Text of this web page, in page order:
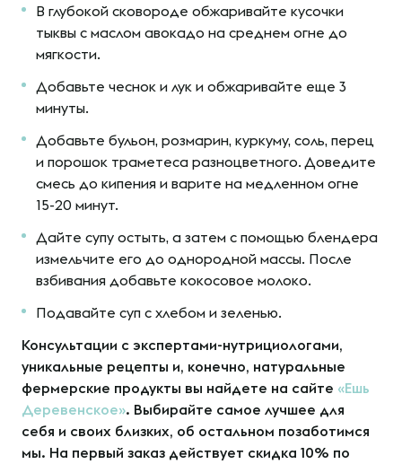
В глубокой сковороде обжаривайте кусочки
тыквы с маслом авокадо на среднем огне до
мягкости.
Добавьте чеснок и лук и обжаривайте еще 3
минуты.
Добавьте бульон, розмарин, куркуму, соль, перец
и порошок траметеса разноцветного. Доведите
смесь до кипения и варите на медленном огне
15-20 минут.
Дайте супу остыть, а затем с помощью блендера
измельчите его до однородной массы. После
взбивания добавьте кокосовое молоко.
Подавайте суп с хлебом и зеленью.
Консультации с экспертами-нутрициологами,
уникальные рецепты и, конечно, натуральные
фермерские продукты вы найдете на сайте «Ешь
Деревенское». Выбирайте самое лучшее для
себя и своих близких, об остальном позаботимся
мы. На первый заказ действует скидка 10% по